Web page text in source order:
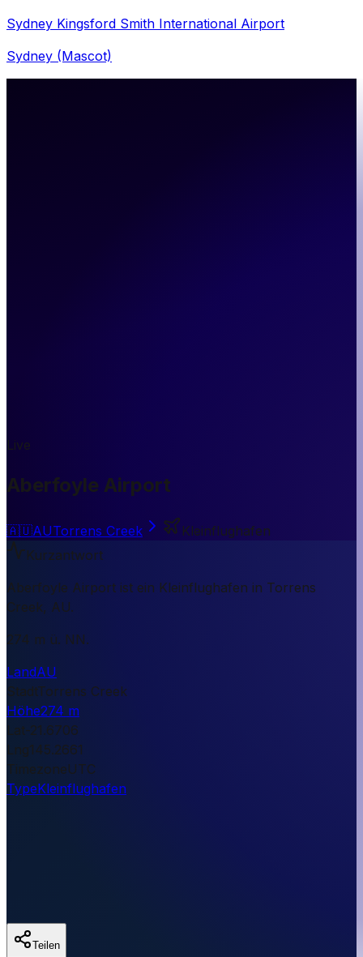
Sydney Kingsford Smith International Airport
Sydney (Mascot)
Live
Aberfoyle Airport
🇦🇺AUTorrens Creek
Kleinflughafen
Kurzantwort
Aberfoyle Airport ist ein Kleinflughafen in Torrens
Creek, AU.
274 m ü. NN.
LandAU
StadtTorrens Creek
Höhe274 m
Lat-21.6706
Lng145.2661
TimezoneUTC
TypeKleinflughafen
Teilen